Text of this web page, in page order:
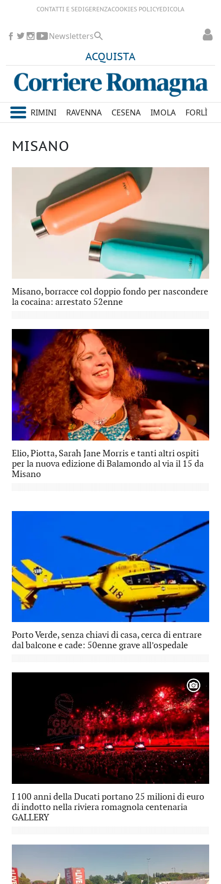
CONTATTI E SEDIGERENZACOOKIES POLICYEDICOLA
ACQUISTA
Newsletters
RIMINI RAVENNA CESENA IMOLA FORLÌ
MISANO
Misano, borracce col doppio fondo per nascondere
la cocaina: arrestato 52enne
Elio, Piotta, Sarah Jane Morris e tanti altri ospiti
per la nuova edizione di Balamondo al via il 15 da
Misano
Porto Verde, senza chiavi di casa, cerca di entrare
dal balcone e cade: 50enne grave all’ospedale
I 100 anni della Ducati portano 25 milioni di euro
di indotto nella riviera romagnola centenaria
GALLERY